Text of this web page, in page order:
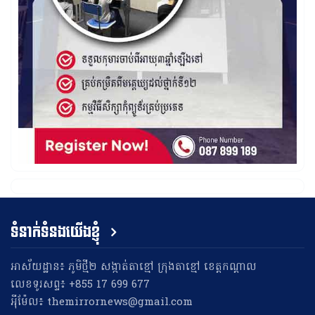
ទំនាក់ទំនងយើងខ្ញុំ
អាស័យដ្ឋាន៖ ភូមិថ្មី២ សង្កាត់តាខ្មៅ ក្រុងតាខ្មៅ ខេត្តកណ្តាល
លេខទូរសព្ទ៖ +855 17 699 677
អុីម៉ែល៖ themirrornews@gmail.com